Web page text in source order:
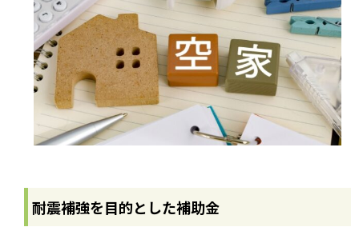
耐震補強を目的とした補助金